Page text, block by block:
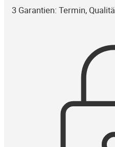
3 Garantien: Termin,